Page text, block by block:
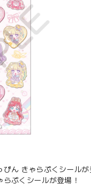
ん きゃらぷくシールが
ぷくシールが登場！